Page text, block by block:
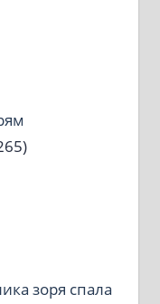
зоря спала